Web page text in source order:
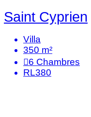
Saint Cyprien
Villa
350 m²
6 Chambres
RL380